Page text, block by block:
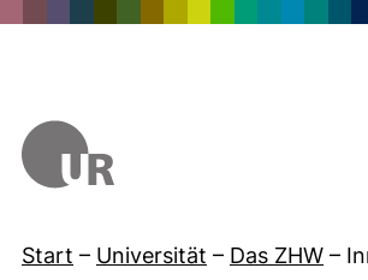
Start – Universität – Das ZHW –